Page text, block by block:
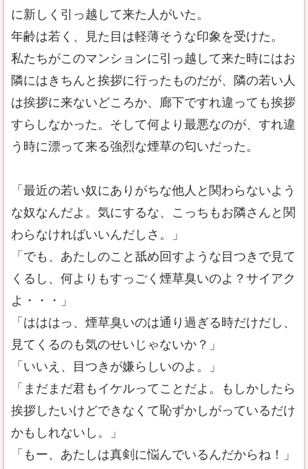
に新しく引っ越して来た人がいた。
年齢は若く、見た目は軽薄そうな印象を受けた。
私たちがこのマンションに引っ越して来た時にはお
隣にはきちんと挨拶に行ったものだが、隣の若い人
は挨拶に来ないどころか、廊下ですれ違っても挨拶
すらしなかった。そして何より最悪なのが、すれ違
う時に漂って来る強烈な煙草の匂いだった。
「最近の若い奴にありがちな他人と関わらないよう
な奴なんだよ。気にするな、こっちもお隣さんと関
わらなければいいんだしさ。」
「でも、あたしのこと舐め回すような目つきで見て
くるし、何よりもすっごく煙草臭いのよ？サイアク
よ・・・」
「はははっ、煙草臭いのは通り過ぎる時だけだし、
見てくるのも気のせいじゃないか？」
「いいえ、目つきが嫌らしいのよ。」
「まだまだ君もイケルってことだよ。もしかしたら
挨拶したいけどできなくて恥ずかしがっているだけ
かもしれないし。」
「もー、あたしは真剣に悩んでいるんだからね！」